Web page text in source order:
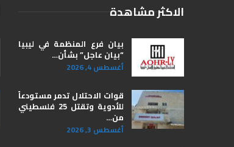
الاكثر مشاهدة
بيان فرع المنظمة في ليبيا
“بيان عاجل” بشأن…
أغسطس 4, 2026
قوات الاحتلال تدمر مستودعاً
للأدوية وتقتل 25 فلسطيني
من…
أغسطس 3, 2026